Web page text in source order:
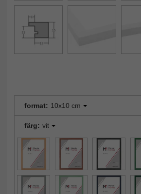
format: 10x10 cm
färg: vit